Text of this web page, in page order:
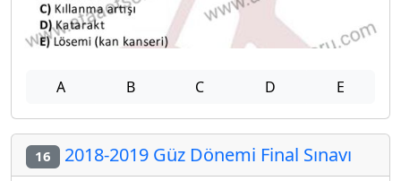
A B C D E
16 2018-2019 Güz Dönemi Final Sınavı